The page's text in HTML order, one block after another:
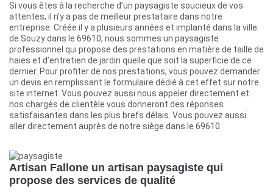
Si vous êtes à la recherche d’un paysagiste soucieux de vos
attentes, il n’y a pas de meilleur prestataire dans notre
entreprise. Créée il y a plusieurs années et implanté dans la ville
de Souzy dans le 69610, nous sommes un paysagiste
professionnel qui propose des prestations en matière de taille de
haies et d’entretien de jardin quelle que soit la superficie de ce
dernier. Pour profiter de nos prestations, vous pouvez demander
un devis en remplissant le formulaire dédié à cet effet sur notre
site internet. Vous pouvez aussi nous appeler directement et
nos chargés de clientèle vous donneront des réponses
satisfaisantes dans les plus brefs délais. Vous pouvez aussi
aller directement auprès de notre siège dans le 69610.
Artisan Fallone un artisan paysagiste qui
propose des services de qualité